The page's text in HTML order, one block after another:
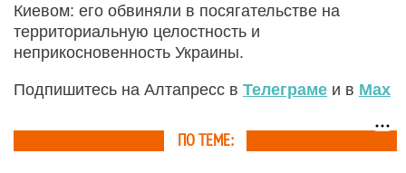
Киевом: его обвиняли в посягательстве на
территориальную целостность и
неприкосновенность Украины.
Подпишитесь на Алтапресс в Телеграме и в Max
ПО ТЕМЕ: